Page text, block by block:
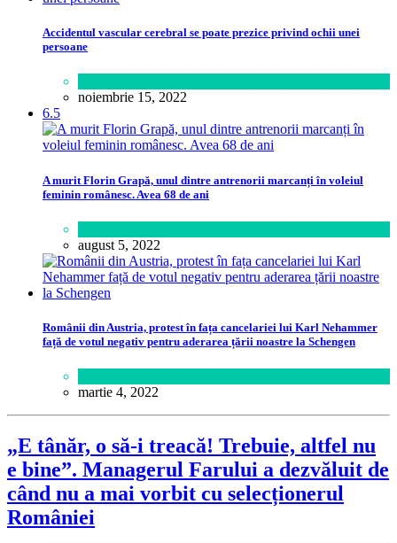
Accidentul vascular cerebral se poate prezice privind ochii unei
persoane
noiembrie 15, 2022
6.5
A murit Florin Grapă, unul dintre antrenorii marcanți în voleiul
feminin românesc. Avea 68 de ani
august 5, 2022
Românii din Austria, protest în fața cancelariei lui Karl Nehammer
față de votul negativ pentru aderarea țării noastre la Schengen
martie 4, 2022
„E tânăr, o să-i treacă! Trebuie, altfel nu
e bine”. Managerul Farului a dezvăluit de
când nu a mai vorbit cu selecționerul
României